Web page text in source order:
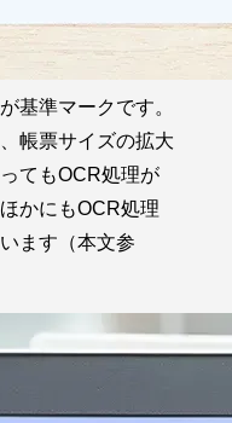
基準マークです。
帳票サイズの拡大
てもOCR処理が
かにもOCR処理
ます（本文参